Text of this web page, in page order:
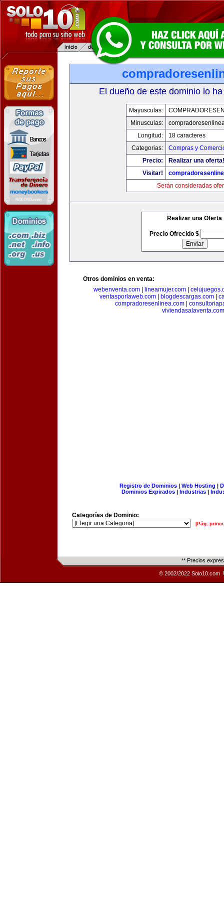
El dueño de este dominio lo
Mayusculas:
Minusculas:
Longitud:
18 caracteres
Categorias:
Compras y
Precio:
Realizar una oferta!
Visitar!
Serán consideradas
Realizar una Oferta
Precio Ofrecido $
Otros dominios en venta:
webenventa.com| lineamujer.com|
ventasporlaweb.com| blogdescargas.com|
compradoresenlinea.com|
viviendasalaventa.com
Registro de Dominios| Web Hosting |
Dominios Expirados | Industrias |
Categorías de Dominio:
[Pág.
** Precios
© 2002/2022 Solo10.com